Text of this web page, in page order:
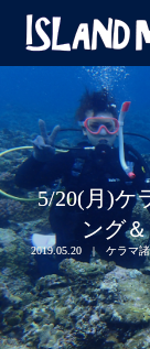
5/20(月)ケ
ング
2019.05.20 ケラマ